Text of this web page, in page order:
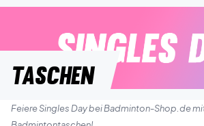
Taschen
Feiere Singles Day bei Badminton-Shop.de